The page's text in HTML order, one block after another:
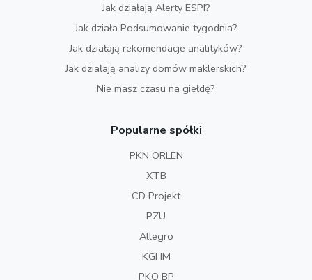
Jak działają Alerty ESPI?
Jak działa Podsumowanie tygodnia?
Jak działają rekomendacje analityków?
Jak działają analizy domów maklerskich?
Nie masz czasu na giełdę?
Popularne spółki
PKN ORLEN
XTB
CD Projekt
PZU
Allegro
KGHM
PKO BP